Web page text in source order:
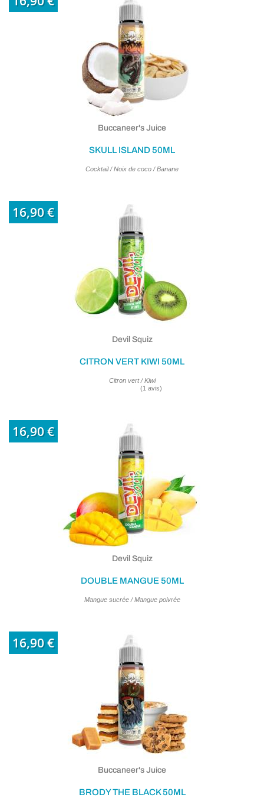
Buccaneer's Juice
SKULL ISLAND 50ML
Cocktail / Noix de coco / Banane
16,90 €
Devil Squiz
CITRON VERT KIWI 50ML
Citron vert / Kiwi
16,90 €
Devil Squiz
DOUBLE MANGUE 50ML
Mangue sucrée / Mangue poivrée
16,90 €
Buccaneer's Juice
BRODY THE BLACK 50ML